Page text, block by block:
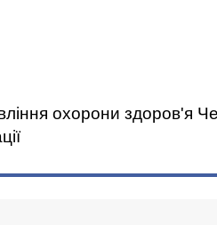
охорони здоров'я